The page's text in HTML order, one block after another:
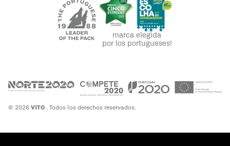
marca elegida
por los portugueses!
© 2026 VITO . Todos los derechos reservados.